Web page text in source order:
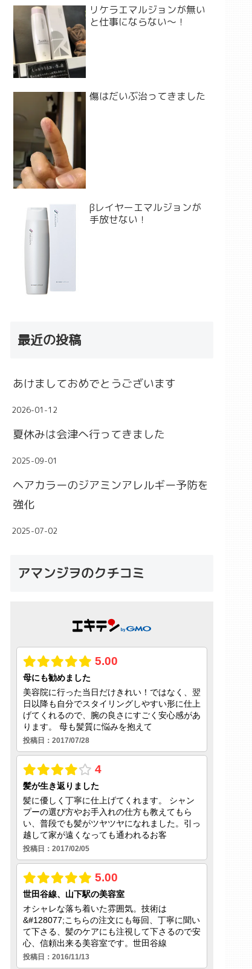
リケラエマルジョンが無い
と仕事にならない〜！
傷はだいぶ治ってきました
βレイヤーエマルジョンが
手放せない！
最近の投稿
あけましておめでとうございます
2026-01-12
夏休みは会津へ行ってきました
2025-09-01
ヘアカラーのジアミンアレルギー予防を
強化
2025-07-02
アマンジヲのクチコミ